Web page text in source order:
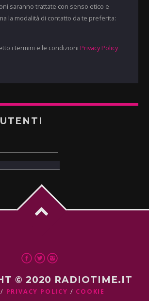
saranno trattate con senso etico e
la modalità di contatto da te preferita:
i termini e le condizioni Privacy Policy
© 2020 RADIOTIME.IT
PRIVACY POLICY COOKIE